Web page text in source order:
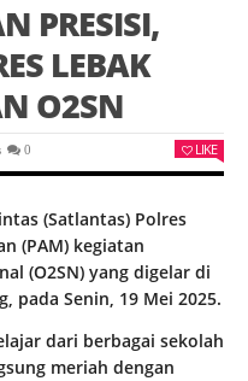
PRESISI,
LEBAK
O2SN
0 LIKE
(Satlantas) Polres
(PAM) kegiatan
(O2SN) yang digelar di
pada Senin, 19 Mei 2025.
dari berbagai sekolah
meriah dengan